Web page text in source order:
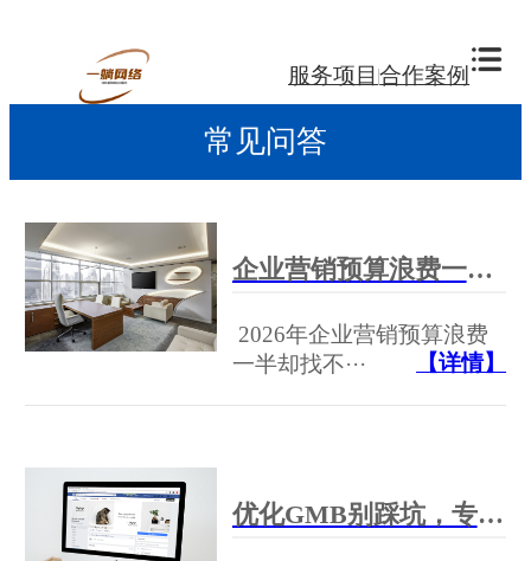
服务项目 合作案例
常见问答
企业营销预算浪费一半却找不到原因？智能化营销解决方案帮你精准归因
2026年企业营销预算浪费
一半却找不···
【详情】
优化GMB别踩坑，专家级GEO优化让本地搜索排名飙升